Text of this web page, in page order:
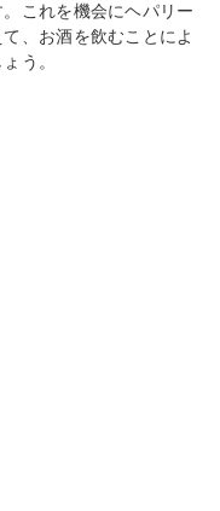
これを機会にヘパリー
、お酒を飲むことによ
う。